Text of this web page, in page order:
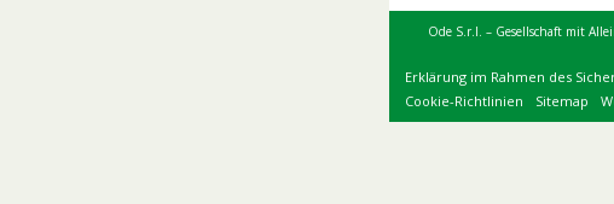
Ode S.r.l. – Gesellschaft mit
Erklärung im Rahmen des
Cookie-Richtlinien
Sitemap